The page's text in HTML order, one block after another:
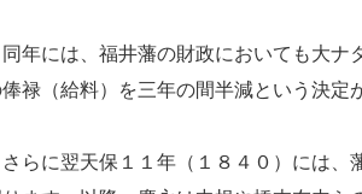
年には、福井藩の財政においても大ナ
禄（給料）を三年の間半減という決定
らに翌天保１１年（１８４０）には、